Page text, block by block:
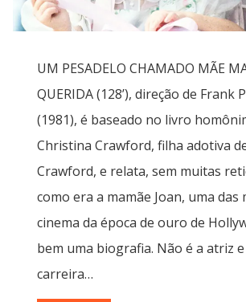
UM PESADELO CHAMADO MÃE
QUERIDA (128’), direção de Frank
(1981), é baseado no livro
Christina Crawford, filha adotiva
Crawford, e relata, sem muitas
como era a mamãe Joan, uma das
cinema da época de ouro de
bem uma biografia. Não é a atriz
carreira…